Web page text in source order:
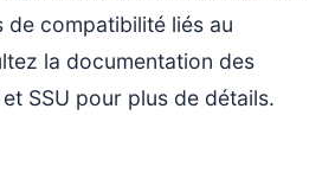
de compatibilité liés au
la documentation des
SSU pour plus de détails.